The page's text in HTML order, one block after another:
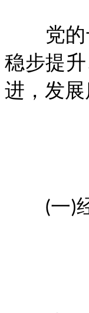
党的十
稳步提
进，发展
(一)经